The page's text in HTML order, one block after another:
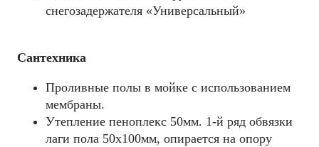
снегозадержателя «Универсальный»
Сантехника
Проливные полы в мойке с использованием
мембраны.
Утепление пеноплекс 50мм. 1-й ряд обвязки
лаги пола 50х100мм, опирается на опору